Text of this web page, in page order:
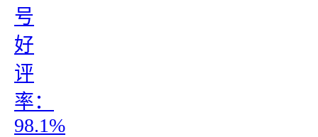
号
好
评
率：
98.1%